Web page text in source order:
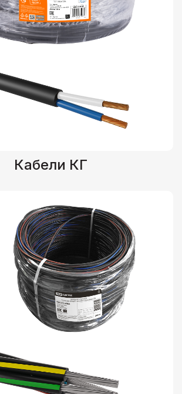
Кабели КГ